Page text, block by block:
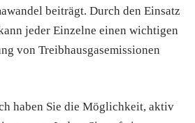
beiträgt. Durch den Einsatz
jeder Einzelne einen wichtigen
von Treibhausgasemissionen
haben Sie die Möglichkeit, aktiv